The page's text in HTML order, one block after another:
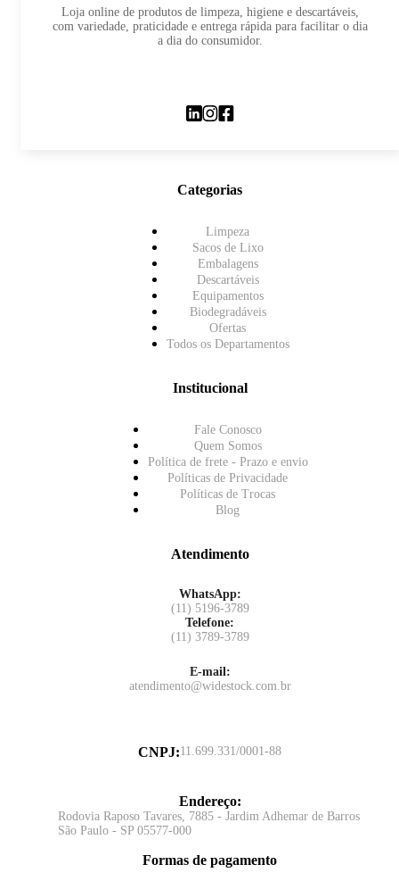
Loja online de produtos de limpeza, higiene e descartáveis,
com variedade, praticidade e entrega rápida para facilitar o dia
a dia do consumidor.
Categorias
Limpeza
Sacos de Lixo
Embalagens
Descartáveis
Equipamentos
Biodegradáveis
Ofertas
Todos os Departamentos
Institucional
Fale Conosco
Quem Somos
Política de frete - Prazo e envio
Políticas de Privacidade
Políticas de Trocas
Blog
Atendimento
WhatsApp:
(11) 5196-3789
Telefone:
(11) 3789-3789
E-mail:
atendimento@widestock.com.br
CNPJ:11.699.331/0001-88
Endereço:
Rodovia Raposo Tavares, 7885 - Jardim Adhemar de Barros
São Paulo - SP 05577-000
Formas de pagamento